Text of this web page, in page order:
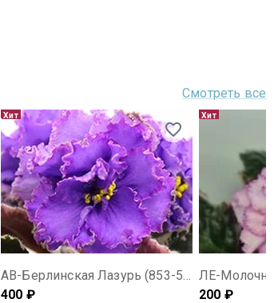
Смотреть все
Хит
АВ-Берлинская Лазурь (853-55)
400 ₽
Хит
ЛЕ-
200 ₽